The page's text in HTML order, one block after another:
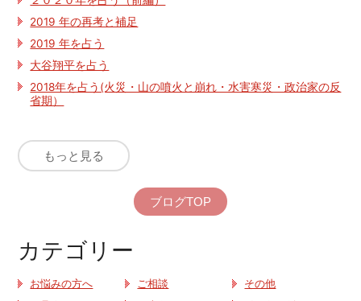
2019 年の再考と補足
2019 年を占う
大谷翔平を占う
2018年を占う(火災・山の噴火と崩れ・水害寒災・政治家の反
省期）
もっと見る
ブログTOP
カテゴリー
お悩みの方へ ご相談
その他